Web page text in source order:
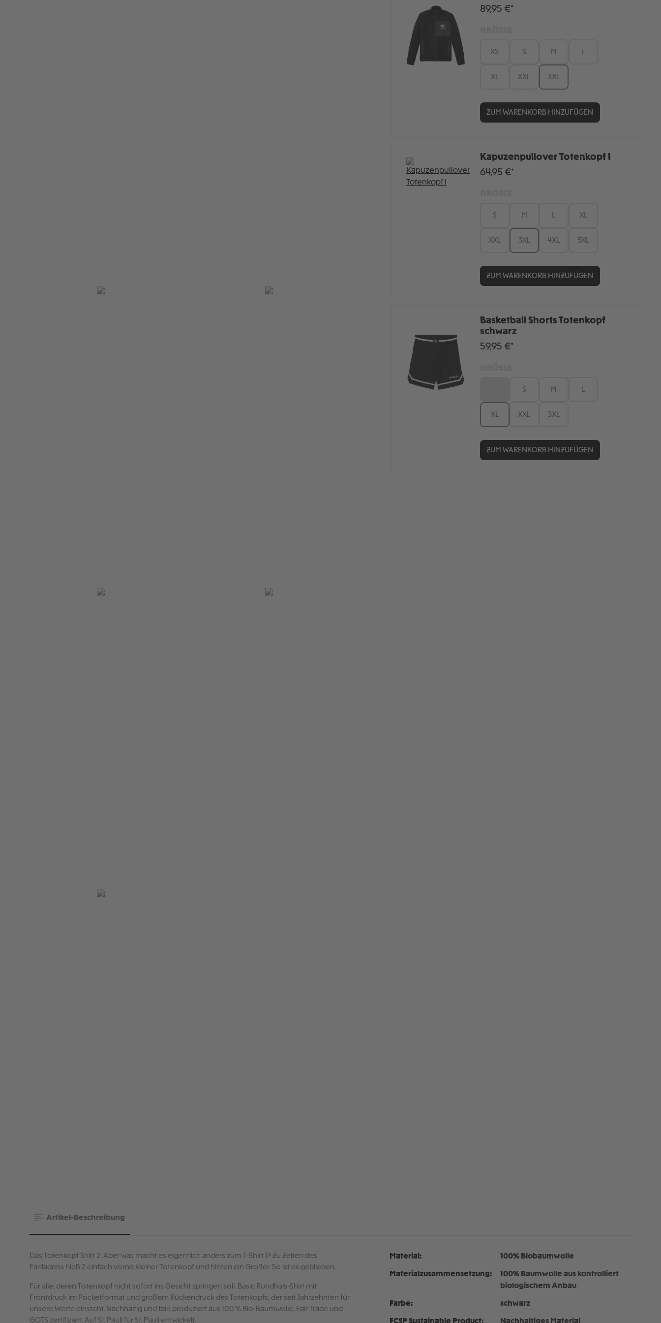
89,95 €*
XS S M
XL XXL 3XL
ZUM WARENKORB HINZUFÜGEN
Kapuzenpullover Totenkopf I
64,95 €*
S M XL
XXL 3XL 4XL 5XL
ZUM WARENKORB HINZUFÜGEN
Basketball Shorts Totenkopf
schwarz
59,95 €*
S M
XL XXL 3XL
ZUM WARENKORB HINZUFÜGEN
Artikel-Beschreibung
Das Totenkopf Shirt 2. Aber was macht es eigentlich anders zum T-Shirt 1? Zu Zeiten des
Fanladens hieß 2 einfach vorne kleiner Totenkopf und hinten ein Großer. So ist es geblieben.
Für alle, deren Totenkopf nicht sofort ins Gesicht springen soll. Basic Rundhals-Shirt mit
Frontdruck im Pocketformat und großem Rückendruck des Totenkopfs, der seit Jahrzehnten für
unsere Werte einsteht. Nachhaltig und fair: produziert aus 100 % Bio-Baumwolle, Fair-Trade und
GOTS zertifiziert. Auf St. Pauli für St. Pauli entwickelt.
Material: 100% Biobaumwolle
Materialzusammensetzung:
100% Baumwolle aus kontrolliert
biologischem Anbau
Farbe: schwarz
FCSP Sustainable Product: Nachhaltiges Material